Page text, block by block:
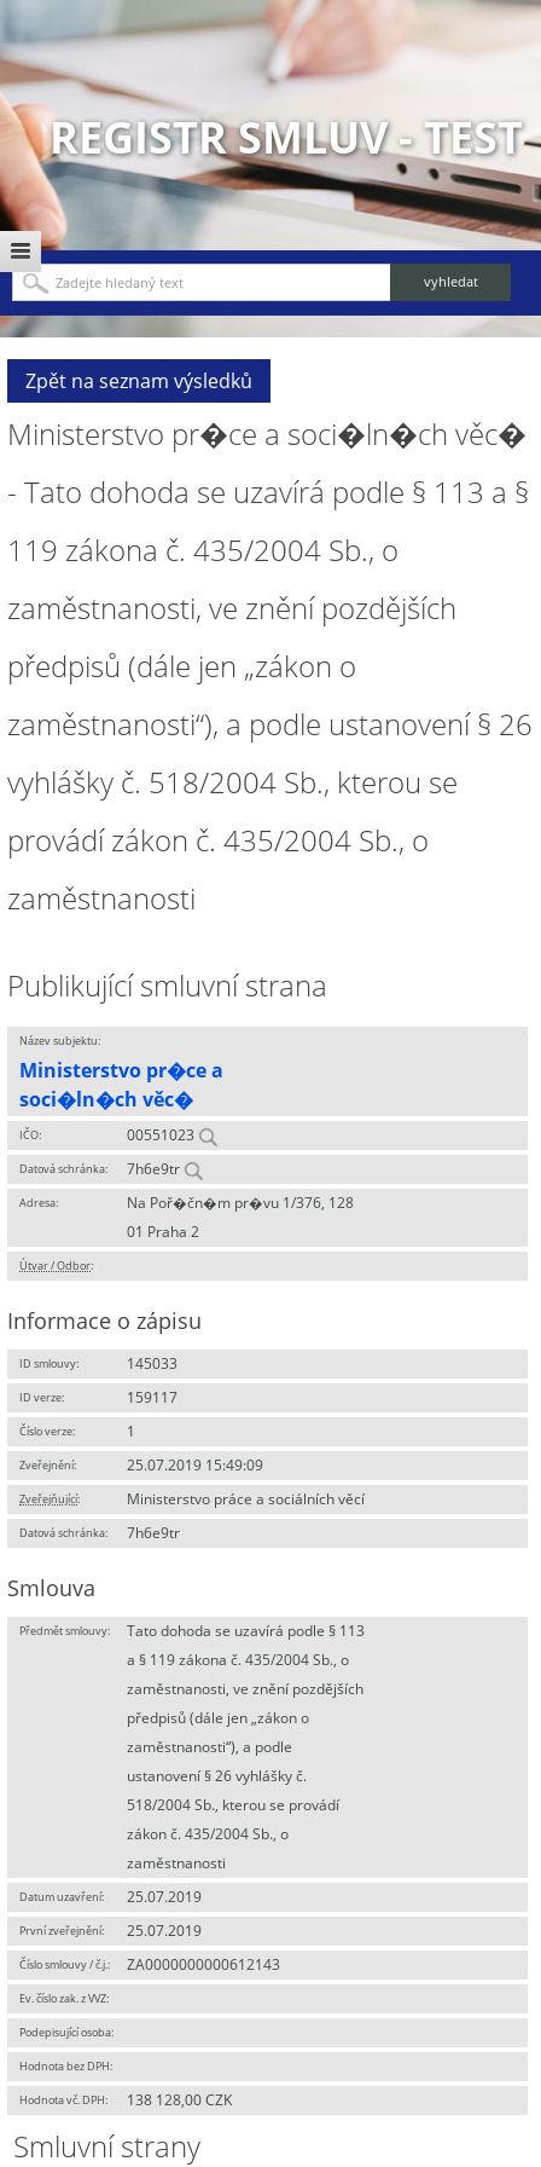
REGISTR SMLUV - TEST
Zpět na seznam výsledků
Ministerstvo pr�ce a soci�ln�ch věc�
- Tato dohoda se uzavírá podle § 113 a §
119 zákona č. 435/2004 Sb., o
zaměstnanosti, ve znění pozdějších
předpisů (dále jen „zákon o
zaměstnanosti“), a podle ustanovení § 26
vyhlášky č. 518/2004 Sb., kterou se
provádí zákon č. 435/2004 Sb., o
zaměstnanosti
Publikující smluvní strana
Název subjektu:
Ministerstvo pr�ce a
soci�ln�ch věc�
IČO: 00551023
Datová schránka: 7h6e9tr
Adresa:
Na Poř�čn�m pr�vu 1/376, 128
01 Praha 2
Útvar / Odbor:
Informace o zápisu
ID smlouvy: 145033
ID verze: 159117
Číslo verze: 1
Zveřejnění: 25.07.2019 15:49:09
Zveřejňující: Ministerstvo práce a sociálních věcí
Datová schránka: 7h6e9tr
Smlouva
Předmět smlouvy:
Tato dohoda se uzavírá podle § 113
a § 119 zákona č. 435/2004 Sb., o
zaměstnanosti, ve znění pozdějších
předpisů (dále jen „zákon o
zaměstnanosti“), a podle
ustanovení § 26 vyhlášky č.
518/2004 Sb., kterou se provádí
zákon č. 435/2004 Sb., o
zaměstnanosti
Datum uzavření: 25.07.2019
První zveřejnění: 25.07.2019
Číslo smlouvy / č.j.: ZA0000000000612143
Ev. číslo zak. z VVZ:
Podepisující osoba:
Hodnota bez DPH:
Hodnota vč. DPH: 138 128,00 CZK
Smluvní strany